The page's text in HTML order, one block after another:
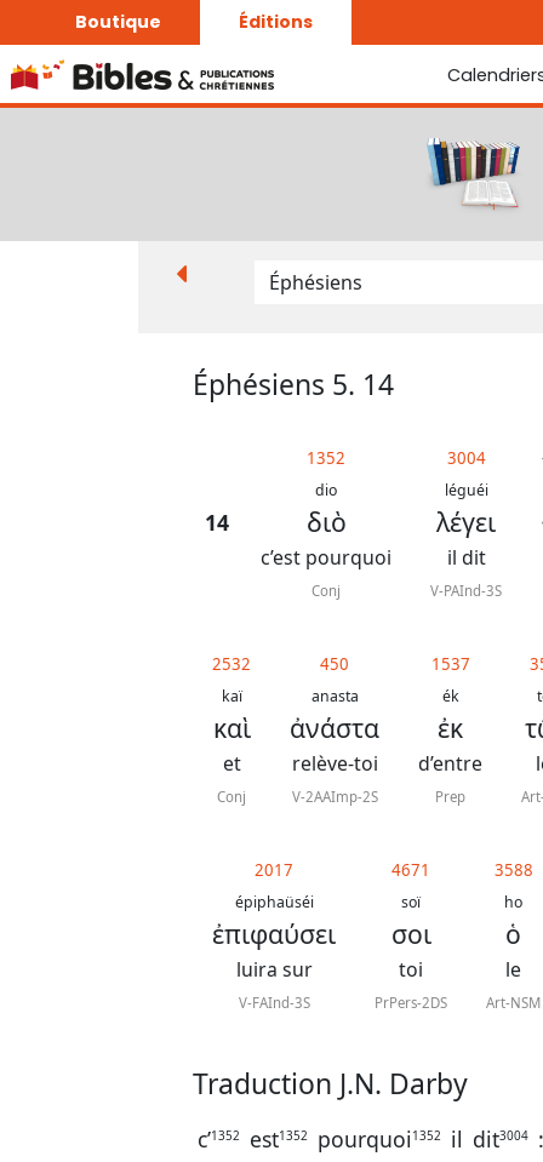
Boutique Éditions
La Bonne Semence
Le Seigneur est proche
Éphésiens 5. 14
14
1352
dio
διὸ
c’est pourquoi
Conj
3004
léguéi
λέγει
il dit
V-PAInd-3S
2532
kaï
καὶ
et
Conj
450
anasta
ἀνάστα
relève-toi
V-2AAImp-2S
1537
ék
ἐκ
d’entre
Prep
2017
épiphaüséi
ἐπιφαύσει
luira sur
V-FAInd-3S
4671
soï
σοι
toi
PrPers-2DS
3588
ho
ὁ
le
Art-NSM
Traduction J.N. Darby
c’1352 est1352 pourquoi 1352 il dit3004
: